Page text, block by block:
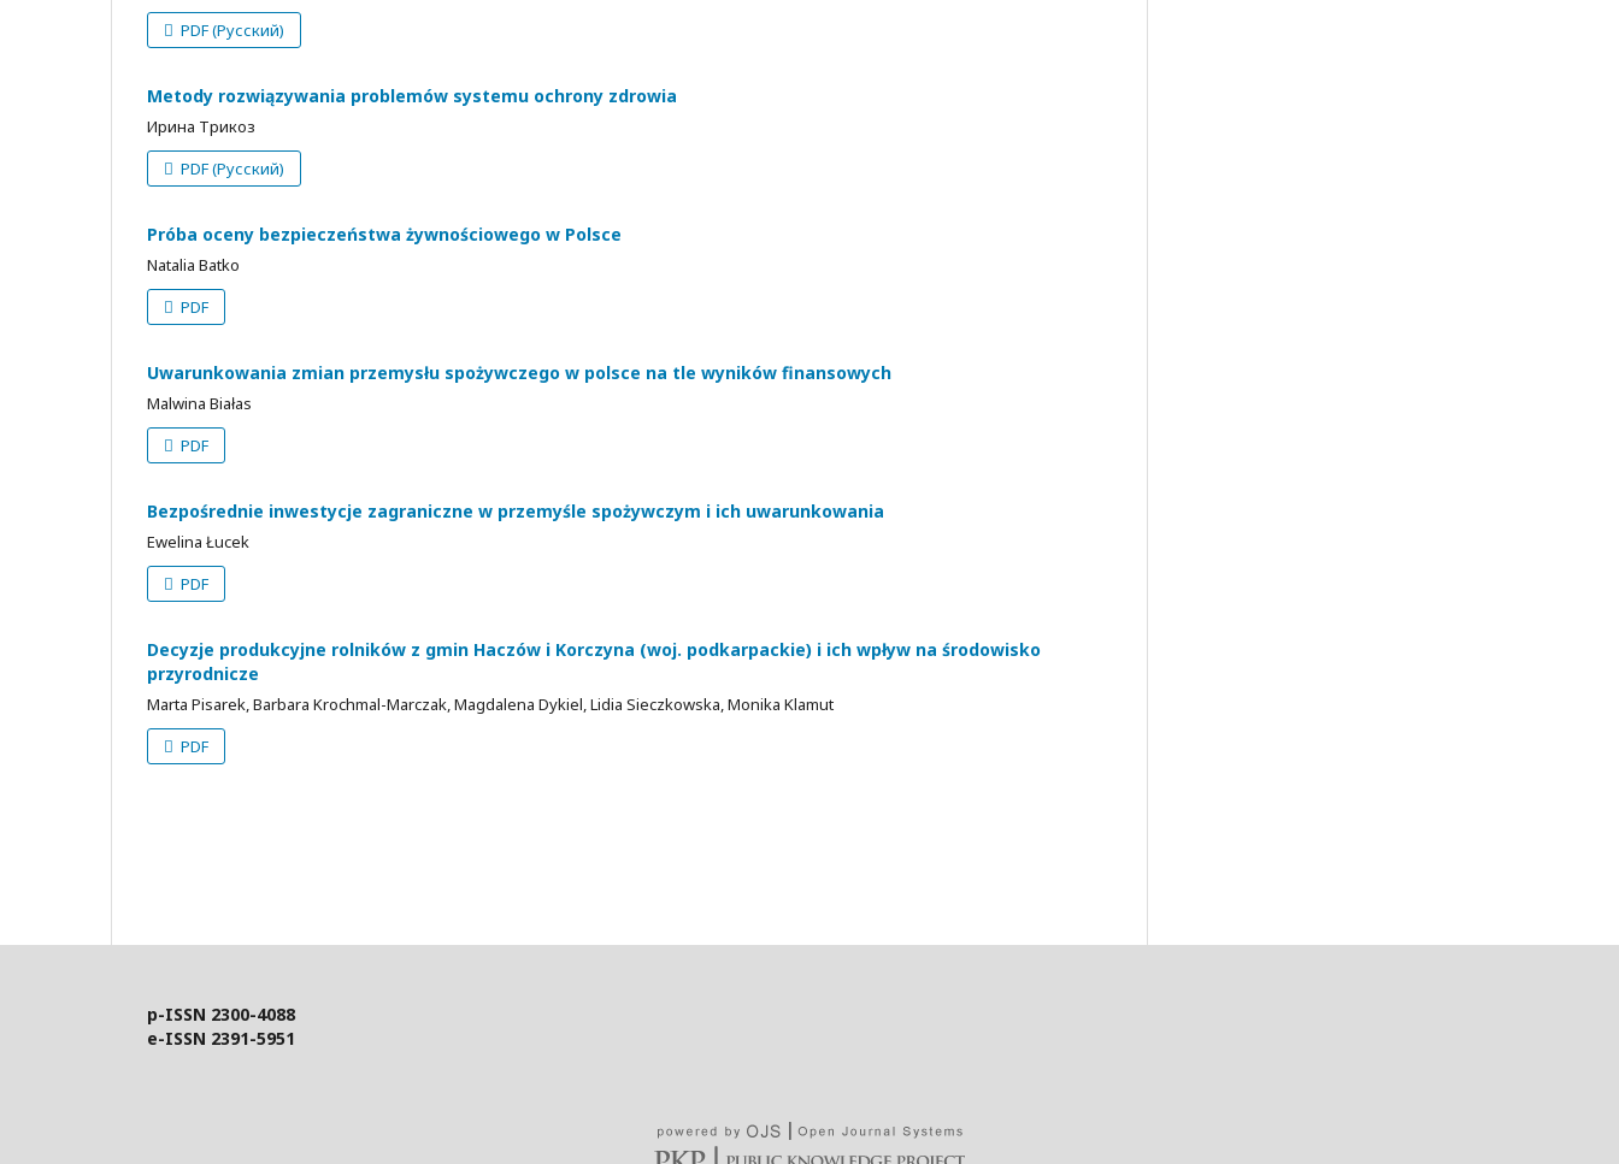
PDF (Русский)
Metody rozwiązywania problemów systemu ochrony zdrowia
Ирина Трикоз
PDF (Русский)
Próba oceny bezpieczeństwa żywnościowego w Polsce
Natalia Batko
PDF
Uwarunkowania zmian przemysłu spożywczego w polsce na tle wyników finansowych
Malwina Białas
PDF
Bezpośrednie inwestycje zagraniczne w przemyśle spożywczym i ich uwarunkowania
Ewelina Łucek
PDF
Decyzje produkcyjne rolników z gmin Haczów i Korczyna (woj. podkarpackie) i ich wpływ na środowisko
przyrodnicze
Marta Pisarek, Barbara Krochmal-Marczak, Magdalena Dykiel, Lidia Sieczkowska, Monika Klamut
PDF
p-ISSN 2300-4088
e-ISSN 2391-5951